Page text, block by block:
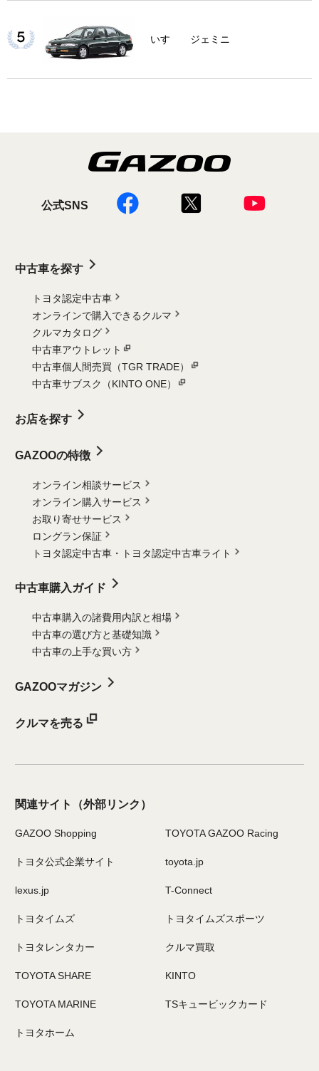
いすゞ ジェミニ
公式SNS
中古車を探す
トヨタ認定中古車
オンラインで購入できるクルマ
クルマカタログ
中古車アウトレット
中古車個人間売買（TGR TRADE）
中古車サブスク（KINTO ONE）
お店を探す
GAZOOの特徴
オンライン相談サービス
オンライン購入サービス
お取り寄せサービス
ロングラン保証
トヨタ認定中古車・
トヨタ認定中古車ライト
中古車購入ガイド
中古車購入の諸費用内訳と相場
中古車の選び方と基礎知識
中古車の上手な買い方
GAZOOマガジン
クルマを売る
関連サイト （外部リンク）
GAZOO Shopping TOYOTA GAZOO Racing
トヨタ公式企業サイト toyota.jp
lexus.jp T-Connect
トヨタイムズ トヨタイムズスポーツ
トヨタレンタカー クルマ買取
TOYOTA SHARE KINTO
TOYOTA MARINE TSキュービックカード
トヨタホーム